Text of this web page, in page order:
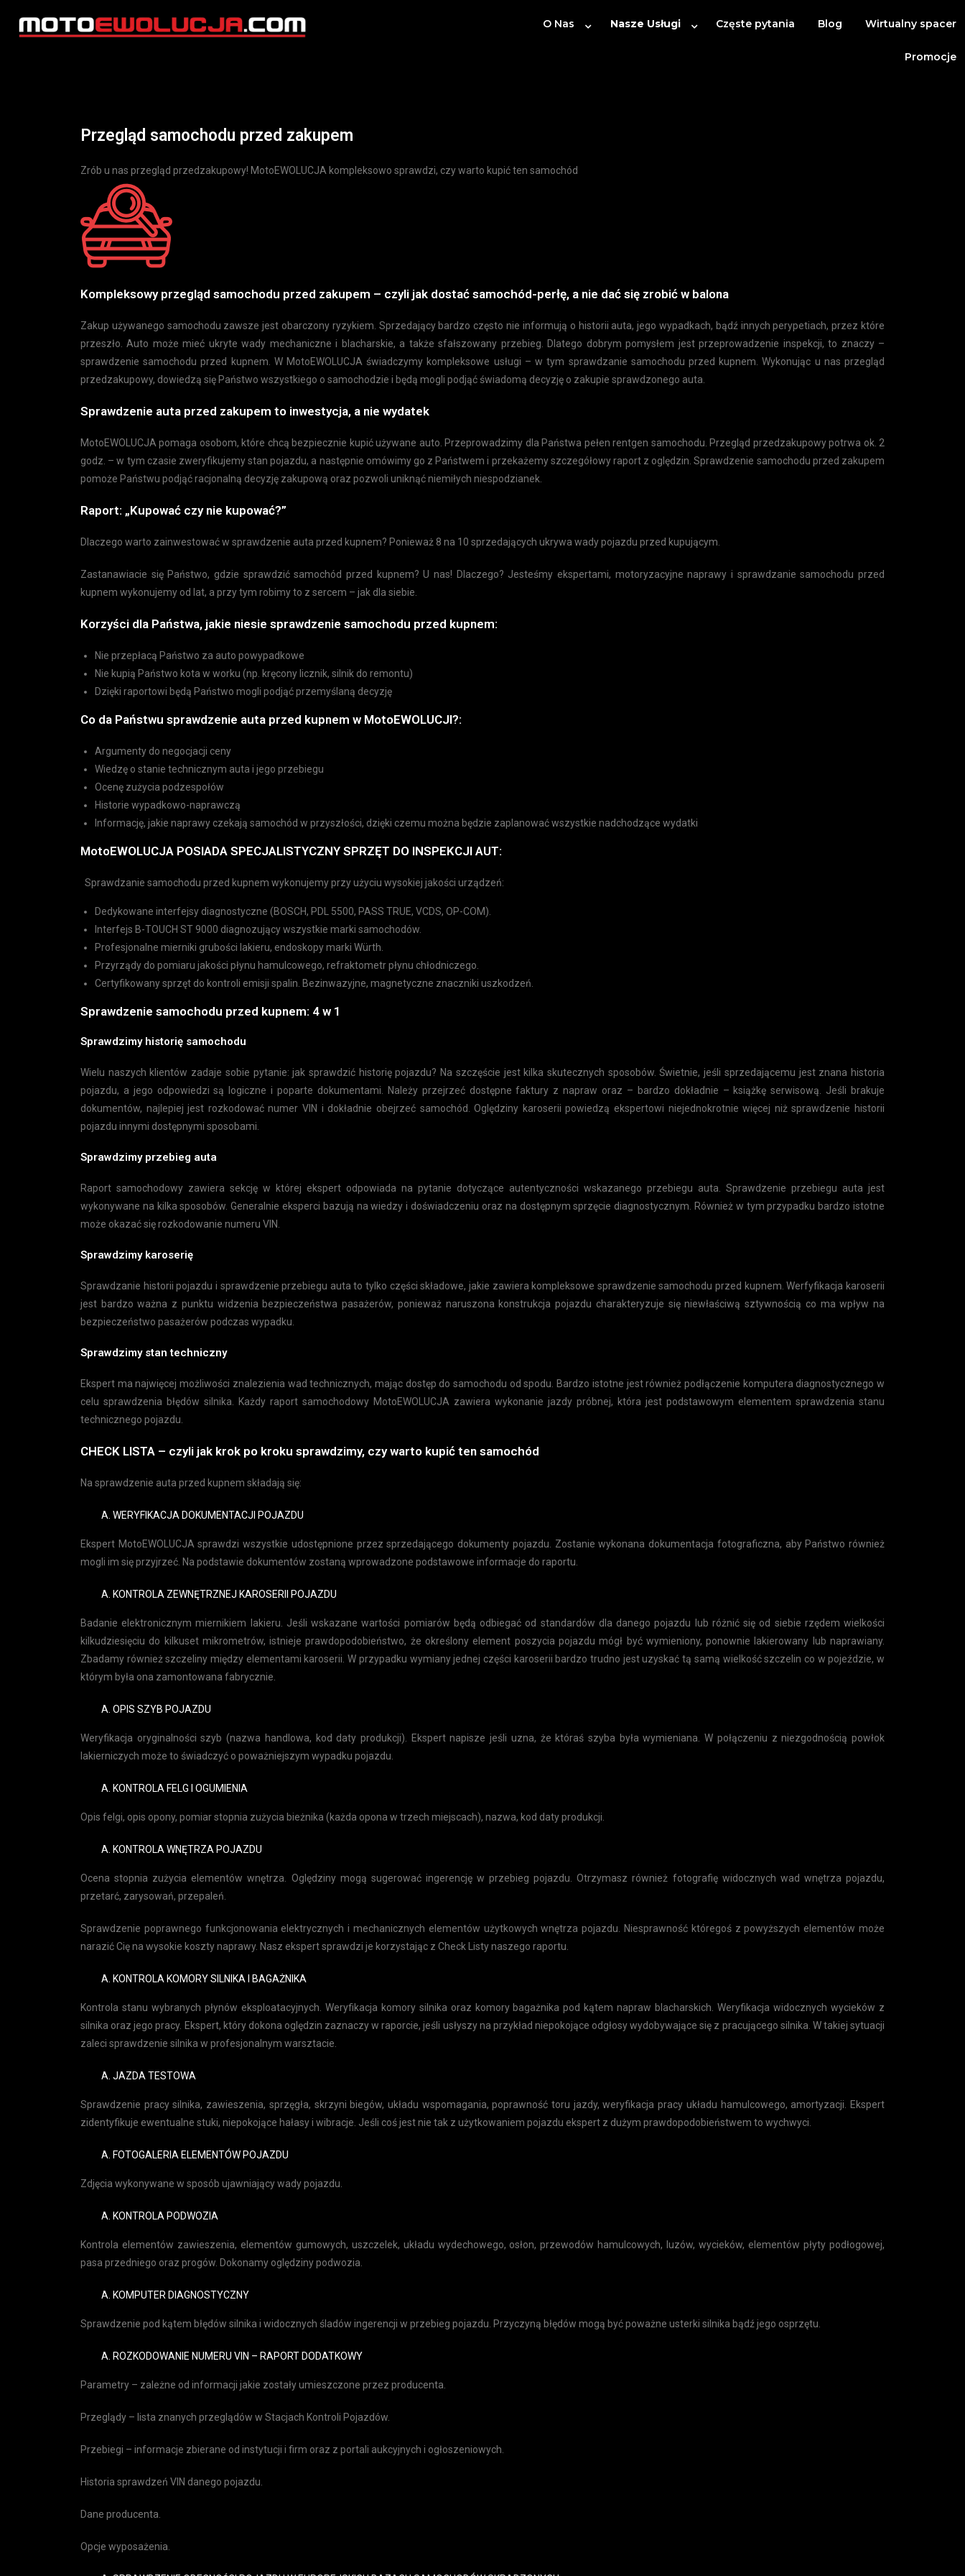
O Nas Nasze Usługi Częste pytania Blog Wirtualny spacer
Promocje
Przegląd samochodu przed zakupem
Zrób u nas przegląd przedzakupowy! MotoEWOLUCJA kompleksowo sprawdzi, czy warto kupić ten samochód
Kompleksowy przegląd samochodu przed zakupem – czyli jak dostać samochód-perłę, a nie dać się zrobić w balona
Zakup używanego samochodu zawsze jest obarczony ryzykiem. Sprzedający bardzo często nie informują o historii auta, jego wypadkach, bądź innych perypetiach, przez które
przeszło. Auto może mieć ukryte wady mechaniczne i blacharskie, a także sfałszowany przebieg. Dlatego dobrym pomysłem jest przeprowadzenie inspekcji, to znaczy –
sprawdzenie samochodu przed kupnem. W MotoEWOLUCJA świadczymy kompleksowe usługi – w tym sprawdzanie samochodu przed kupnem. Wykonując u nas przegląd
przedzakupowy, dowiedzą się Państwo wszystkiego o samochodzie i będą mogli podjąć świadomą decyzję o zakupie sprawdzonego auta.
Sprawdzenie auta przed zakupem to inwestycja, a nie wydatek
MotoEWOLUCJA pomaga osobom, które chcą bezpiecznie kupić używane auto. Przeprowadzimy dla Państwa pełen rentgen samochodu. Przegląd przedzakupowy potrwa ok. 2
godz. – w tym czasie zweryfikujemy stan pojazdu, a następnie omówimy go z Państwem i przekażemy szczegółowy raport z oględzin. Sprawdzenie samochodu przed zakupem
pomoże Państwu podjąć racjonalną decyzję zakupową oraz pozwoli uniknąć niemiłych niespodzianek.
Raport: „Kupować czy nie kupować?”
Dlaczego warto zainwestować w sprawdzenie auta przed kupnem? Ponieważ 8 na 10 sprzedających ukrywa wady pojazdu przed kupującym.
Zastanawiacie się Państwo, gdzie sprawdzić samochód przed kupnem? U nas! Dlaczego? Jesteśmy ekspertami, motoryzacyjne naprawy i sprawdzanie samochodu przed
kupnem wykonujemy od lat, a przy tym robimy to z sercem – jak dla siebie.
Korzyści dla Państwa, jakie niesie sprawdzenie samochodu przed kupnem:
Nie przepłacą Państwo za auto powypadkowe
Nie kupią Państwo kota w worku (np. kręcony licznik, silnik do remontu)
Dzięki raportowi będą Państwo mogli podjąć przemyślaną decyzję
Co da Państwu sprawdzenie auta przed kupnem w MotoEWOLUCJI?:
Argumenty do negocjacji ceny
Wiedzę o stanie technicznym auta i jego przebiegu
Ocenę zużycia podzespołów
Historie wypadkowo-naprawczą
Informację, jakie naprawy czekają samochód w przyszłości, dzięki czemu można będzie zaplanować wszystkie nadchodzące wydatki
MotoEWOLUCJA POSIADA SPECJALISTYCZNY SPRZĘT DO INSPEKCJI AUT:
Sprawdzanie samochodu przed kupnem wykonujemy przy użyciu wysokiej jakości urządzeń:
Dedykowane interfejsy diagnostyczne (BOSCH, PDL 5500, PASS TRUE, VCDS, OP-COM).
Interfejs B-TOUCH ST 9000 diagnozujący wszystkie marki samochodów.
Profesjonalne mierniki grubości lakieru, endoskopy marki Würth.
Przyrządy do pomiaru jakości płynu hamulcowego, refraktometr płynu chłodniczego.
Certyfikowany sprzęt do kontroli emisji spalin. Bezinwazyjne, magnetyczne znaczniki uszkodzeń.
Sprawdzenie samochodu przed kupnem: 4 w 1
Sprawdzimy historię samochodu
Wielu naszych klientów zadaje sobie pytanie: jak sprawdzić historię pojazdu? Na szczęście jest kilka skutecznych sposobów. Świetnie, jeśli sprzedającemu jest znana historia
pojazdu, a jego odpowiedzi są logiczne i poparte dokumentami. Należy przejrzeć dostępne faktury z napraw oraz – bardzo dokładnie – książkę serwisową. Jeśli brakuje
dokumentów, najlepiej jest rozkodować numer VIN i dokładnie obejrzeć samochód. Oględziny karoserii powiedzą ekspertowi niejednokrotnie więcej niż sprawdzenie historii
pojazdu innymi dostępnymi sposobami.
Sprawdzimy przebieg auta
Raport samochodowy zawiera sekcję w której ekspert odpowiada na pytanie dotyczące autentyczności wskazanego przebiegu auta. Sprawdzenie przebiegu auta jest
wykonywane na kilka sposobów. Generalnie eksperci bazują na wiedzy i doświadczeniu oraz na dostępnym sprzęcie diagnostycznym. Również w tym przypadku bardzo istotne
może okazać się rozkodowanie numeru VIN.
Sprawdzimy karoserię
Sprawdzanie historii pojazdu i sprawdzenie przebiegu auta to tylko części składowe, jakie zawiera kompleksowe sprawdzenie samochodu przed kupnem. Werfyfikacja karoserii
jest bardzo ważna z punktu widzenia bezpieczeństwa pasażerów, ponieważ naruszona konstrukcja pojazdu charakteryzuje się niewłaściwą sztywnością co ma wpływ na
bezpieczeństwo pasażerów podczas wypadku.
Sprawdzimy stan techniczny
Ekspert ma najwięcej możliwości znalezienia wad technicznych, mając dostęp do samochodu od spodu. Bardzo istotne jest również podłączenie komputera diagnostycznego w
celu sprawdzenia błędów silnika. Każdy raport samochodowy MotoEWOLUCJA zawiera wykonanie jazdy próbnej, która jest podstawowym elementem sprawdzenia stanu
technicznego pojazdu.
CHECK LISTA – czyli jak krok po kroku sprawdzimy, czy warto kupić ten samochód
Na sprawdzenie auta przed kupnem składają się:
WERYFIKACJA DOKUMENTACJI POJAZDU
Ekspert MotoEWOLUCJA sprawdzi wszystkie udostępnione przez sprzedającego dokumenty pojazdu. Zostanie wykonana dokumentacja fotograficzna, aby Państwo również
mogli im się przyjrzeć. Na podstawie dokumentów zostaną wprowadzone podstawowe informacje do raportu.
KONTROLA ZEWNĘTRZNEJ KAROSERII POJAZDU
Badanie elektronicznym miernikiem lakieru. Jeśli wskazane wartości pomiarów będą odbiegać od standardów dla danego pojazdu lub różnić się od siebie rzędem wielkości
kilkudziesięciu do kilkuset mikrometrów, istnieje prawdopodobieństwo, że określony element poszycia pojazdu mógł być wymieniony, ponownie lakierowany lub naprawiany.
Zbadamy również szczeliny między elementami karoserii. W przypadku wymiany jednej części karoserii bardzo trudno jest uzyskać tą samą wielkość szczelin co w pojeździe, w
którym była ona zamontowana fabrycznie.
OPIS SZYB POJAZDU
Weryfikacja oryginalności szyb (nazwa handlowa, kod daty produkcji). Ekspert napisze jeśli uzna, że któraś szyba była wymieniana. W połączeniu z niezgodnością powłok
lakierniczych może to świadczyć o poważniejszym wypadku pojazdu.
KONTROLA FELG I OGUMIENIA
Opis felgi, opis opony, pomiar stopnia zużycia bieżnika (każda opona w trzech miejscach), nazwa, kod daty produkcji.
KONTROLA WNĘTRZA POJAZDU
Ocena stopnia zużycia elementów wnętrza. Oględziny mogą sugerować ingerencję w przebieg pojazdu. Otrzymasz również fotografię widocznych wad wnętrza pojazdu,
przetarć, zarysowań, przepaleń.
Sprawdzenie poprawnego funkcjonowania elektrycznych i mechanicznych elementów użytkowych wnętrza pojazdu. Niesprawność któregoś z powyższych elementów może
narazić Cię na wysokie koszty naprawy. Nasz ekspert sprawdzi je korzystając z Check Listy naszego raportu.
KONTROLA KOMORY SILNIKA I BAGAŻNIKA
Kontrola stanu wybranych płynów eksploatacyjnych. Weryfikacja komory silnika oraz komory bagażnika pod kątem napraw blacharskich. Weryfikacja widocznych wycieków z
silnika oraz jego pracy. Ekspert, który dokona oględzin zaznaczy w raporcie, jeśli usłyszy na przykład niepokojące odgłosy wydobywające się z pracującego silnika. W takiej sytuacji
zaleci sprawdzenie silnika w profesjonalnym warsztacie.
JAZDA TESTOWA
Sprawdzenie pracy silnika, zawieszenia, sprzęgła, skrzyni biegów, układu wspomagania, poprawność toru jazdy, weryfikacja pracy układu hamulcowego, amortyzacji. Ekspert
zidentyfikuje ewentualne stuki, niepokojące hałasy i wibracje. Jeśli coś jest nie tak z użytkowaniem pojazdu ekspert z dużym prawdopodobieństwem to wychwyci.
FOTOGALERIA ELEMENTÓW POJAZDU
Zdjęcia wykonywane w sposób ujawniający wady pojazdu.
KONTROLA PODWOZIA
Kontrola elementów zawieszenia, elementów gumowych, uszczelek, układu wydechowego, osłon, przewodów hamulcowych, luzów, wycieków, elementów płyty podłogowej,
pasa przedniego oraz progów. Dokonamy oględziny podwozia.
KOMPUTER DIAGNOSTYCZNY
Sprawdzenie pod kątem błędów silnika i widocznych śladów ingerencji w przebieg pojazdu. Przyczyną błędów mogą być poważne usterki silnika bądź jego osprzętu.
ROZKODOWANIE NUMERU VIN – RAPORT DODATKOWY
Parametry – zależne od informacji jakie zostały umieszczone przez producenta.
Przeglądy – lista znanych przeglądów w Stacjach Kontroli Pojazdów.
Przebiegi – informacje zbierane od instytucji i firm oraz z portali aukcyjnych i ogłoszeniowych.
Historia sprawdzeń VIN danego pojazdu.
Dane producenta.
Opcje wyposażenia.